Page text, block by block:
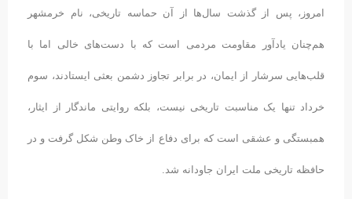
امروز، پس از گذشت سال‌ها از آن حماسه تاریخی، نام خرمشهر
هم‌چنان یادآور مقاومت مردمی است که با دست‌های خالی اما با
قلب‌هایی سرشار از ایمان، در برابر تجاوز دشمن بعثی ایستادند، سوم
خرداد تنها یک مناسبت تاریخی نیست، بلکه روایتی ماندگار از ایثار،
همبستگی و عشقی است که برای دفاع از خاک وطن شکل گرفت و در
حافظه تاریخی ملت ایران جاودانه شد.